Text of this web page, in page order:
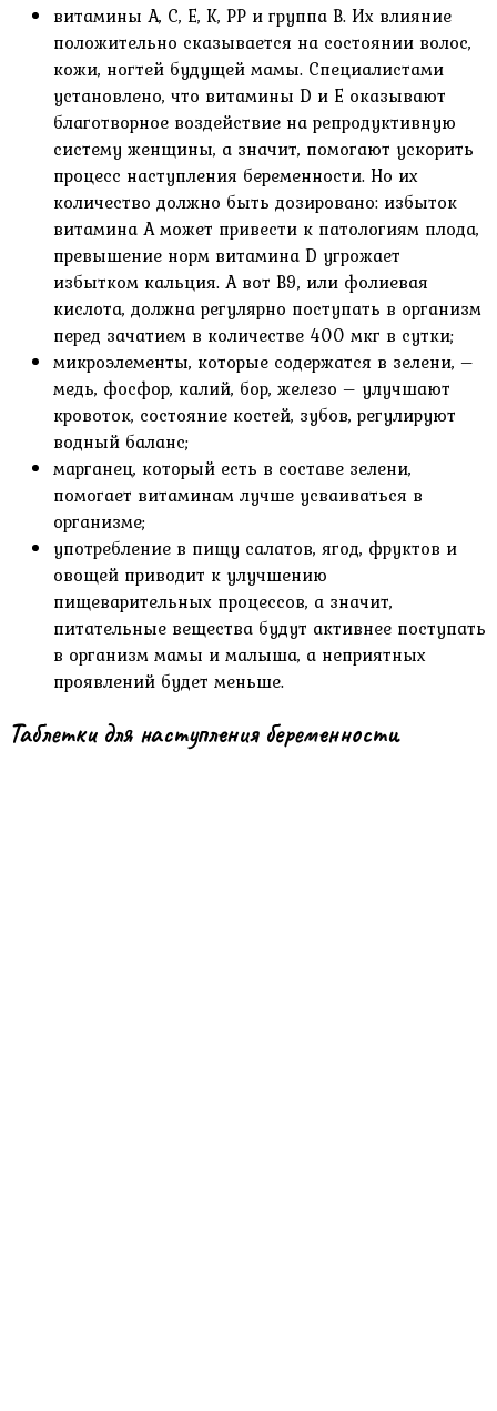
витамины A, C, E, K, PP и группа В. Их влияние
положительно сказывается на состоянии волос,
кожи, ногтей будущей мамы. Специалистами
установлено, что витамины D и Е оказывают
благотворное воздействие на репродуктивную
систему женщины, а значит, помогают ускорить
процесс наступления беременности. Но их
количество должно быть дозировано: избыток
витамина А может привести к патологиям плода,
превышение норм витамина D угрожает
избытком кальция. А вот В9, или фолиевая
кислота, должна регулярно поступать в организм
перед зачатием в количестве 400 мкг в сутки;
микроэлементы, которые содержатся в зелени, –
медь, фосфор, калий, бор, железо – улучшают
кровоток, состояние костей, зубов, регулируют
водный баланс;
марганец, который есть в составе зелени,
помогает витаминам лучше усваиваться в
организме;
употребление в пищу салатов, ягод, фруктов и
овощей приводит к улучшению
пищеварительных процессов, а значит,
питательные вещества будут активнее поступать
в организм мамы и малыша, а неприятных
проявлений будет меньше.
Таблетки для наступления беременности